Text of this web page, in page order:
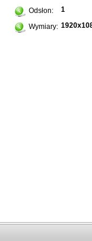
Odsłon: 1
Wymiary: